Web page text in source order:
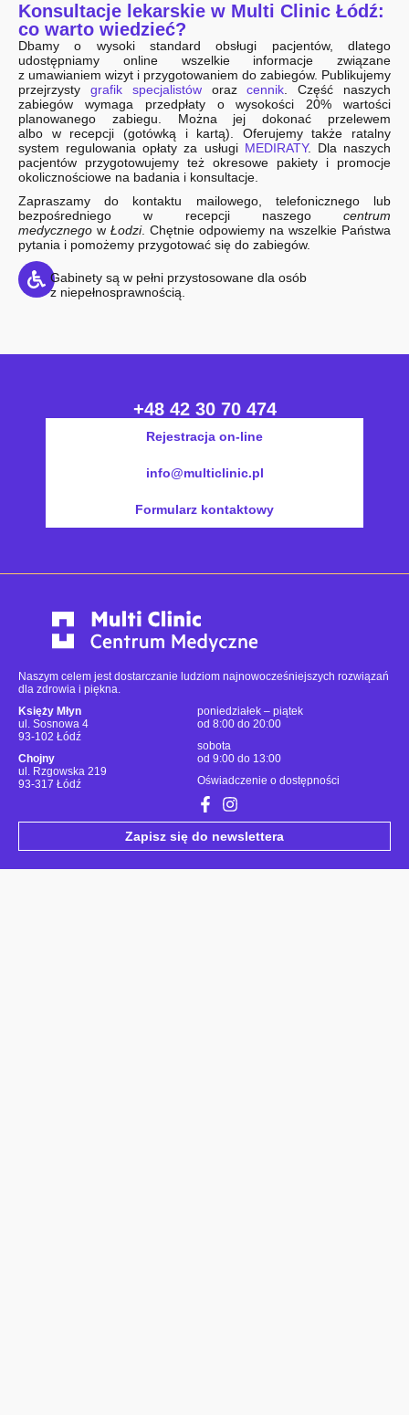
Konsultacje lekarskie w Multi Clinic Łódź:
co warto wiedzieć?
Dbamy o wysoki standard obsługi pacjentów, dlatego
udostępniamy online wszelkie informacje związane
z umawianiem wizyt i przygotowaniem do zabiegów. Publikujemy
przejrzysty grafik specjalistóworazcennik . Część naszych
zabiegów wymaga przedpłaty o wysokości 20% wartości
planowanego zabiegu. Można jej dokonać przelewem
albo w recepcji (gotówką i kartą). Oferujemy także ratalny
system regulowania opłaty za usługi MEDIRATY. Dla naszych
pacjentów przygotowujemy też okresowe pakiety i promocje
okolicznościowe na badania i konsultacje.
Zapraszamy do kontaktu mailowego, telefonicznego lub
bezpośredniego w recepcji naszego centrum
medycznego w Łodzi. Chętnie odpowiemy na wszelkie Państwa
pytania i pomożemy przygotować się do zabiegów.
Gabinety są w pełni przystosowane dla osób
z niepełnosprawnością.
+48 42 30 70 474
Rejestracja on-line
info@multiclinic.pl
Formularz kontaktowy
Naszym celem jest dostarczanie ludziom najnowocześniejszych rozwiązań
dla zdrowia i piękna.
Księży Młyn
ul. Sosnowa 4
93-102 Łódź
Chojny
ul. Rzgowska 219
93-317 Łódź
poniedziałek – piątek
od 8:00 do 20:00
sobota
od 9:00 do 13:00
Oświadczenie o dostępności
Zapisz się do newslettera